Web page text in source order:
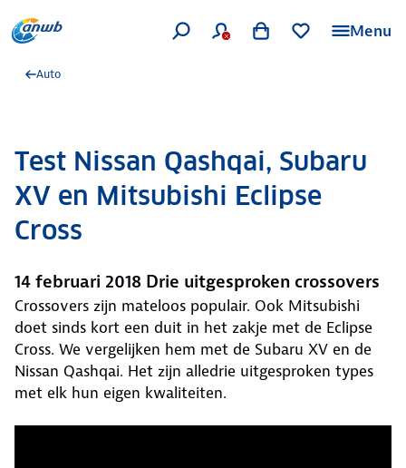
Menu
Auto
Test Nissan Qashqai, Subaru
XV en Mitsubishi Eclipse
Cross
14 februari 2018 Drie uitgesproken crossovers
Crossovers zijn mateloos populair. Ook Mitsubishi
doet sinds kort een duit in het zakje met de Eclipse
Cross. We vergelijken hem met de Subaru XV en de
Nissan Qashqai. Het zijn alledrie uitgesproken types
met elk hun eigen kwaliteiten.